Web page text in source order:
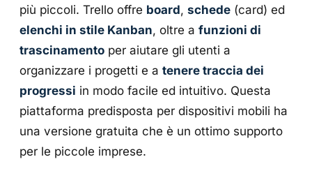
più piccoli. Trello offre board, schede (card) ed
elenchi in stile Kanban, oltre a funzioni di
trascinamento per aiutare gli utenti a
organizzare i progetti e a tenere traccia dei
progressi in modo facile ed intuitivo. Questa
piattaforma predisposta per dispositivi mobili ha
una versione gratuita che è un ottimo supporto
per le piccole imprese.